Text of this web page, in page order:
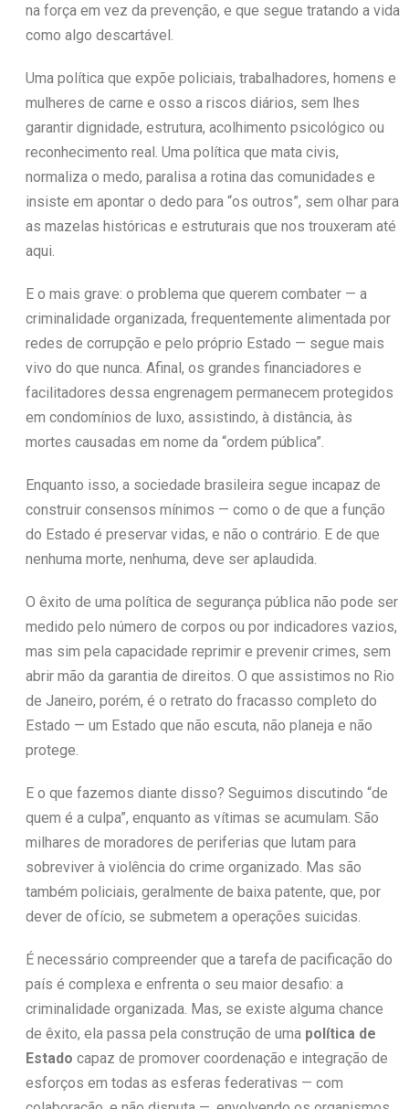
na força em vez da prevenção, e que segue tratando a vida
como algo descartável.
Uma política que expõe policiais, trabalhadores, homens e
mulheres de carne e osso a riscos diários, sem lhes
garantir dignidade, estrutura, acolhimento psicológico ou
reconhecimento real. Uma política que mata civis,
normaliza o medo, paralisa a rotina das comunidades e
insiste em apontar o dedo para “os outros”, sem olhar para
as mazelas históricas e estruturais que nos trouxeram até
aqui.
E o mais grave: o problema que querem combater — a
criminalidade organizada, frequentemente alimentada por
redes de corrupção e pelo próprio Estado — segue mais
vivo do que nunca. Afinal, os grandes financiadores e
facilitadores dessa engrenagem permanecem protegidos
em condomínios de luxo, assistindo, à distância, às
mortes causadas em nome da “ordem pública”.
Enquanto isso, a sociedade brasileira segue incapaz de
construir consensos mínimos — como o de que a função
do Estado é preservar vidas, e não o contrário. E de que
nenhuma morte, nenhuma, deve ser aplaudida.
O êxito de uma política de segurança pública não pode ser
medido pelo número de corpos ou por indicadores vazios,
mas sim pela capacidade reprimir e prevenir crimes, sem
abrir mão da garantia de direitos. O que assistimos no Rio
de Janeiro, porém, é o retrato do fracasso completo do
Estado — um Estado que não escuta, não planeja e não
protege.
E o que fazemos diante disso? Seguimos discutindo “de
quem é a culpa”, enquanto as vítimas se acumulam. São
milhares de moradores de periferias que lutam para
sobreviver à violência do crime organizado. Mas são
também policiais, geralmente de baixa patente, que, por
dever de ofício, se submetem a operações suicidas.
É necessário compreender que a tarefa de pacificação do
país é complexa e enfrenta o seu maior desafio: a
criminalidade organizada. Mas, se existe alguma chance
de êxito, ela passa pela construção de uma política de
Estado capaz de promover coordenação e integração de
esforços em todas as esferas federativas — com